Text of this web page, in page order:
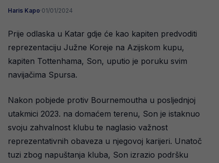
Haris Kapo·01/01/2024
Prije odlaska u Katar gdje će kao kapiten predvoditi
reprezentaciju Južne Koreje na Azijskom kupu,
kapiten Tottenhama, Son, uputio je poruku svim
navijačima Spursa.
Nakon pobjede protiv Bournemoutha u posljednjoj
utakmici 2023. na domaćem terenu, Son je istaknuo
svoju zahvalnost klubu te naglasio važnost
reprezentativnih obaveza u njegovoj karijeri. Unatoč
tuzi zbog napuštanja kluba, Son izrazio podršku